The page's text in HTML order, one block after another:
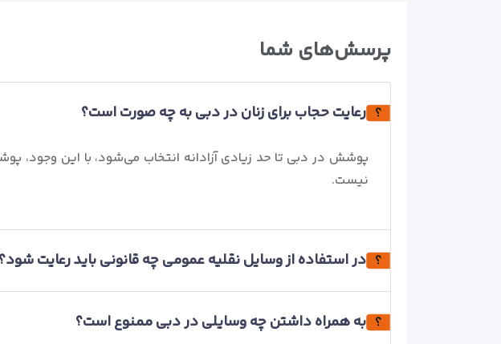
پرسش‌های شما
رعایت حجاب برای زنان در دبی به چه صورت است؟
پوشش در دبی تا حد زیادی آزادانه انتخاب می‌شود، با این وجود،
نیست.
در استفاده از وسایل نقلیه عمومی چه قانونی باید رعایت شود؟
به همراه داشتن چه وسایلی در دبی ممنوع است؟